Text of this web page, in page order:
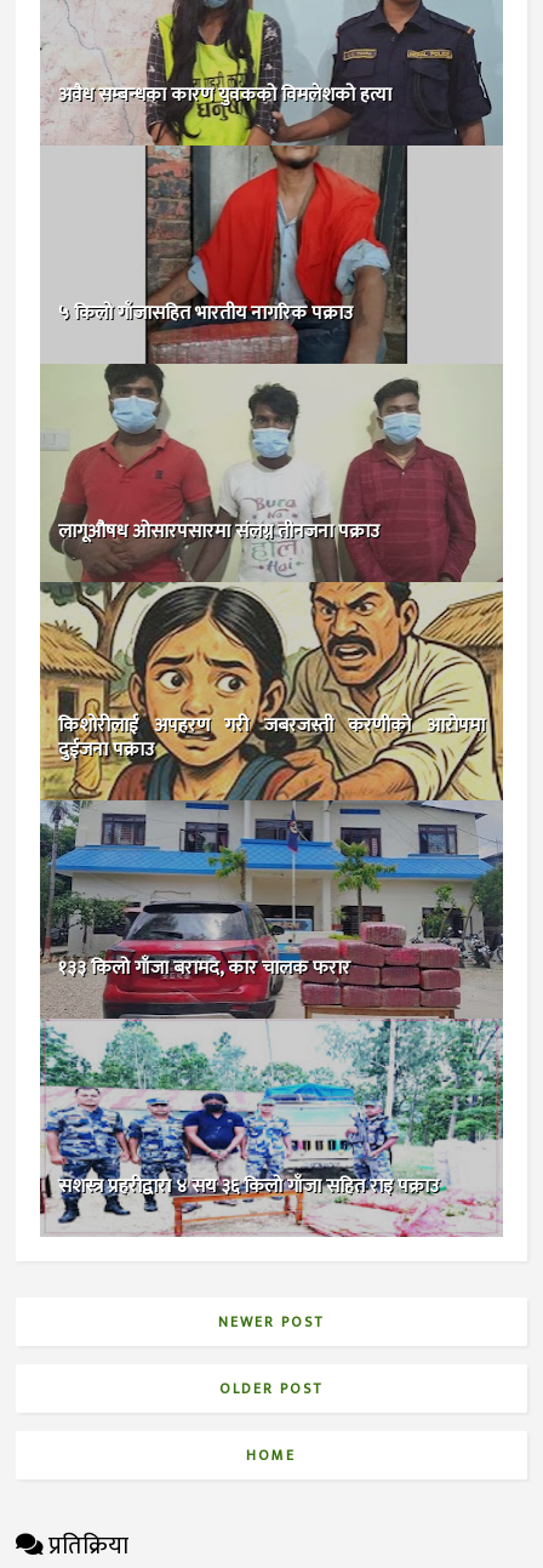
अवैध सम्बन्धका कारण युवकको विमलेशको हत्या
५ किलो गाँजासहित भारतीय नागरिक पक्राउ
लागूऔषध ओसारपसारमा संलग्न तीनजना पक्राउ
किशोरीलाई अपहरण गरी जबरजस्ती करणीको आरोपमा
दुईजना पक्राउ
१३३ किलो गाँजा बरामद, कार चालक फरार
सशस्त्र प्रहरीद्वारा ४ सय ३६ किलो गाँजा सहित राइ पक्राउ
NEWER POST
OLDER POST
HOME
प्रतिक्रिया